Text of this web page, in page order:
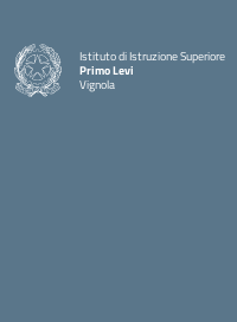
Istituto di Istruzione Superiore
Primo Levi
Vignola